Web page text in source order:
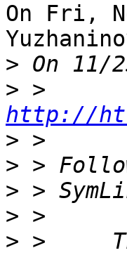
On Fri,
>
>
http://
>
>
>
>
> >